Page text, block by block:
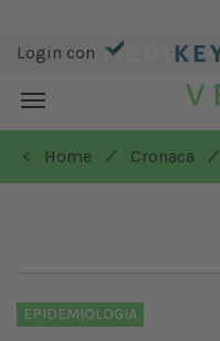
Login con
Toggle
navigation
< Home
/ Cronaca /
EPIDEMIOLOGIA